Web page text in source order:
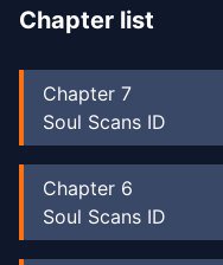
Chapter list
Chapter 7
Soul Scans ID
Chapter 6
Soul Scans ID